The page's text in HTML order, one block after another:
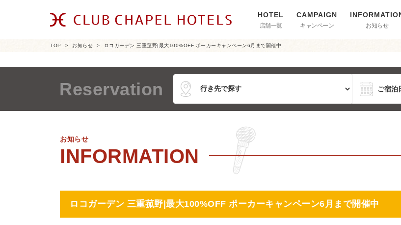
店舗一覧 キャンペーン お知らせ
TOP お知らせ ロコガーデン 三重菰野|最大100%OFF ポーカーキャンペーン6月まで開催中
Reservation
お知らせ
ロコガーデン 三重菰野|最大100%OFF ポーカーキャンペーン6月まで開催中